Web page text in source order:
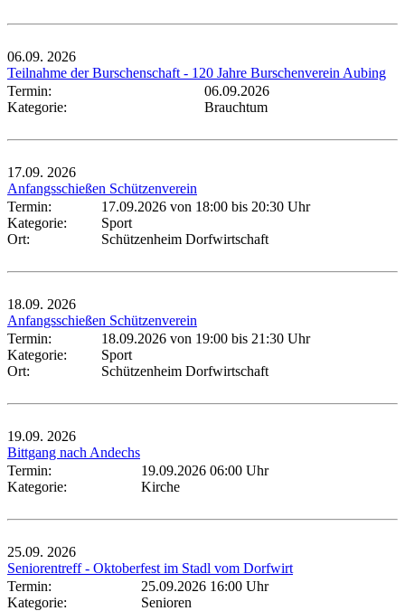
06.09. 2026
Teilnahme der Burschenschaft - 120 Jahre Burschenverein Aubing
Termin:
06.09.2026
Kategorie:
Brauchtum
17.09. 2026
Anfangsschießen Schützenverein
Termin:
17.09.2026 von 18:00 bis 20:30 Uhr
Kategorie:
Sport
Ort:
Schützenheim Dorfwirtschaft
18.09. 2026
Anfangsschießen Schützenverein
Termin:
18.09.2026 von 19:00 bis 21:30 Uhr
Kategorie:
Sport
Ort:
Schützenheim Dorfwirtschaft
19.09. 2026
Bittgang nach Andechs
Termin:
19.09.2026 06:00 Uhr
Kategorie:
Kirche
25.09. 2026
Seniorentreff - Oktoberfest im Stadl vom Dorfwirt
Termin:
25.09.2026 16:00 Uhr
Kategorie:
Senioren